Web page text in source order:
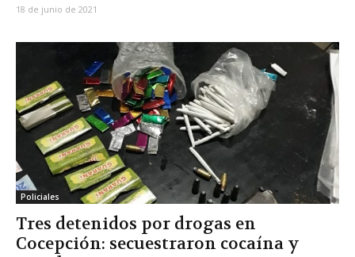
18 de junio de 2021
Policiales
Tres detenidos por drogas en
Cocepción: secuestraron cocaína y